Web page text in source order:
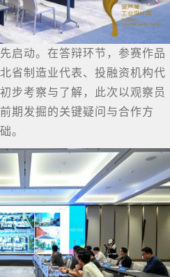
启动。在答辩环节，参赛作品
省制造业代表、投融资机构代
步考察与了解，此次以观察员
期发掘的关键疑问与合作方
。